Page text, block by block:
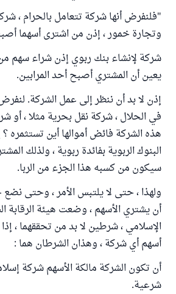
"فلنفرض أنها شركة تتعامل بالحرام ،
وتجارة خمور ، إذن من اشترى أسهما
شركة لإنشاء بنك ربوي إذن شراء سهم
يعين أن المشتري أصبح أحد المرابين.
إذن لا بد أن ننظر إلى عمل الشركة.
في الحلال ، شركة نقل بحرية مثلا ، أو
هذه الشركة فائض أموالها أين تستثمره
البنوك الربوية بفائدة ربوية ، ولذلك
سيكون من كسبه هذا الجزء من الربا.
ولهذا ، حتى لا يلتبس الأمر ، وحتى نضع
أن يشتري الأسهم ، وضعت هيئة
الإسلامي ، شرطين لا بد من تحققهما ،
أسهم أي شركة ، وهذان الشرطان هما :
أن تكون الشركة مالكة الأسهم شركة
شرعية.